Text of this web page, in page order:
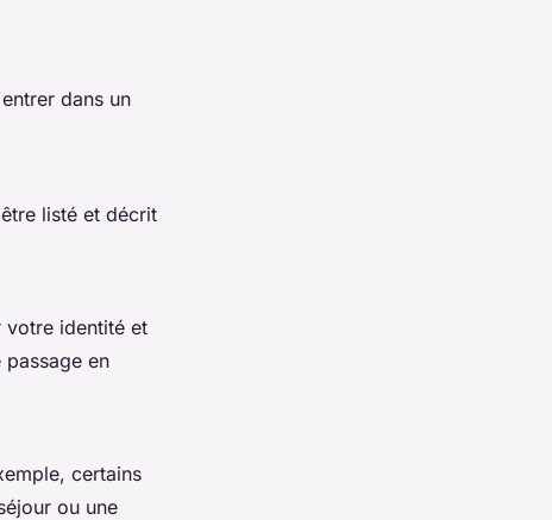
dans un
listé et décrit
votre identité et
en
certains
ou une